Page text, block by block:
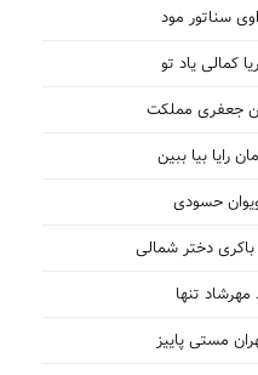
سناتور مود
کمالی یاد تو
جعفری مملکت
رایا بیا ببین
حسودی
باکری دختر شمالی
تنها
مستی پاییز